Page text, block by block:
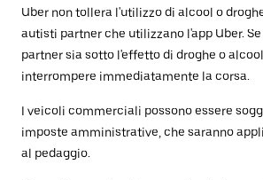
Uber non tollera l'utilizzo di alcool o
autisti partner che utilizzano l'app Uber.
partner sia sotto l'effetto di droghe o
interrompere immediatamente la corsa.
I veicoli commerciali possono essere
imposte amministrative, che saranno
al pedaggio.